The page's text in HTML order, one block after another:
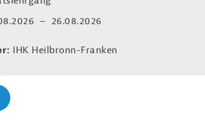
– 26.08.2026
IHK Heilbronn-Franken